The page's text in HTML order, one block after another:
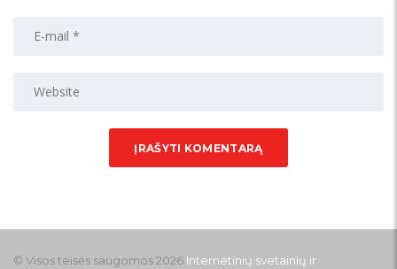
© Visos teisės saugomos 2026 Internetinių svetainių ir